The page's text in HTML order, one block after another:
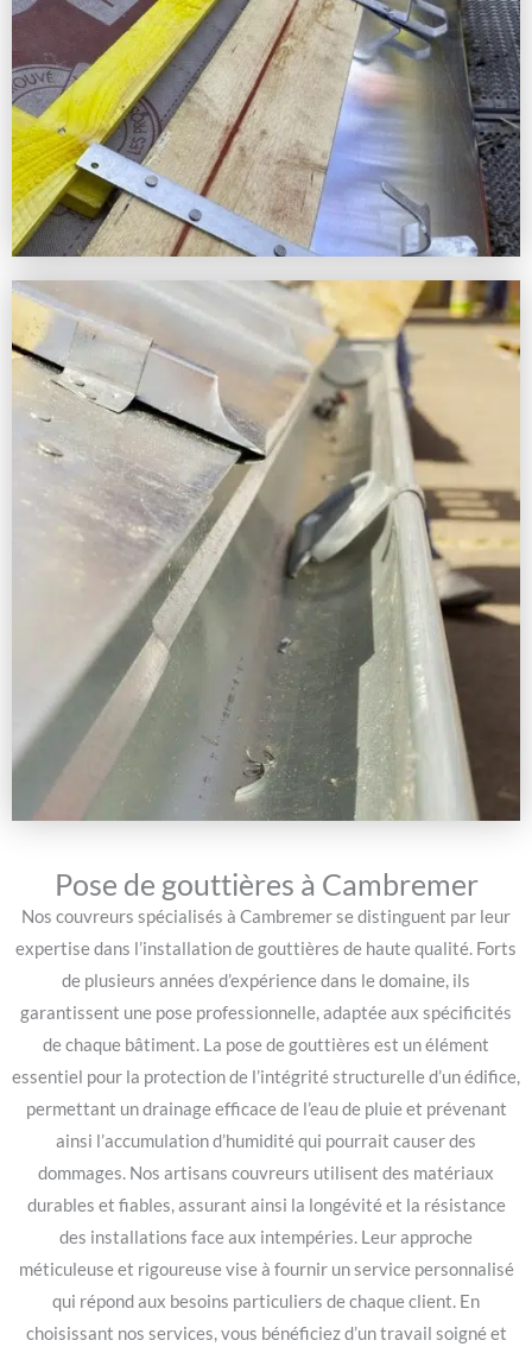
Pose de gouttières à Cambremer
Nos couvreurs spécialisés à Cambremer se distinguent par leur
expertise dans l’installation de gouttières de haute qualité. Forts
de plusieurs années d’expérience dans le domaine, ils
garantissent une pose professionnelle, adaptée aux spécificités
de chaque bâtiment. La pose de gouttières est un élément
essentiel pour la protection de l’intégrité structurelle d’un édifice,
permettant un drainage efficace de l’eau de pluie et prévenant
ainsi l’accumulation d’humidité qui pourrait causer des
dommages. Nos artisans couvreurs utilisent des matériaux
durables et fiables, assurant ainsi la longévité et la résistance
des installations face aux intempéries. Leur approche
méticuleuse et rigoureuse vise à fournir un service personnalisé
qui répond aux besoins particuliers de chaque client. En
choisissant nos services, vous bénéficiez d’un travail soigné et